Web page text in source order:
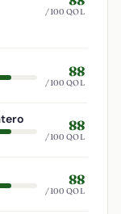
/100 QOL
88
/100 QOL
88
/100 QOL
88
/100 QOL